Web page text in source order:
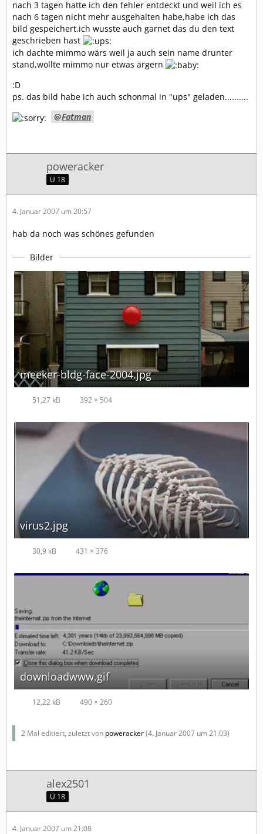
nach 3 tagen hatte ich den fehler entdeckt und weil ich es
nach 6 tagen nicht mehr ausgehalten habe,habe ich das
bild gespeichert.ich wusste auch garnet das du den text
geschrieben hast
ich dachte mimmo wärs weil ja auch sein name drunter
stand,wollte mimmo nur etwas ärgern
:D
ps. das bild habe ich auch schonmal in "ups" geladen..........
Fatman
poweracker
Ü 18
4. Januar 2007 um 20:57
hab da noch was schönes gefunden
Bilder
meeker-bldg-face-2004.jpg
51,27 kB 392 × 504
virus2.jpg
30,9 kB 431 × 376
downloadwww.gif
12,22 kB 490 × 260
2 Mal editiert, zuletzt von poweracker(4. Januar 2007 um 21:03)
alex2501
Ü 18
4. Januar 2007 um 21:08